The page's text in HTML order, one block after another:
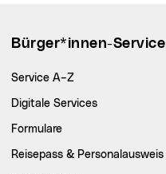
Bürger*innen-Service
Service A–Z
Digitale Services
Formulare
Reisepass & Personalausweis